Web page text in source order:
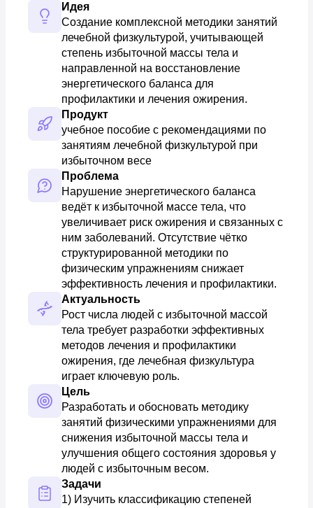
Идея
Создание комплексной методики занятий
лечебной физкультурой, учитывающей
степень избыточной массы тела и
направленной на восстановление
энергетического баланса для
профилактики и лечения ожирения.
Продукт
учебное пособие с рекомендациями по
занятиям лечебной физкультурой при
избыточном весе
Проблема
Нарушение энергетического баланса
ведёт к избыточной массе тела, что
увеличивает риск ожирения и связанных с
ним заболеваний. Отсутствие чётко
структурированной методики по
физическим упражнениям снижает
эффективность лечения и профилактики.
Актуальность
Рост числа людей с избыточной массой
тела требует разработки эффективных
методов лечения и профилактики
ожирения, где лечебная физкультура
играет ключевую роль.
Цель
Разработать и обосновать методику
занятий физическими упражнениями для
снижения избыточной массы тела и
улучшения общего состояния здоровья у
людей с избыточным весом.
Задачи
1) Изучить классификацию степеней